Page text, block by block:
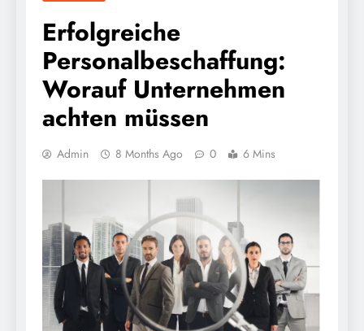
Erfolgreiche
Personalbeschaffung:
Worauf Unternehmen
achten müssen
Admin 8 Months Ago 0 6 Mins